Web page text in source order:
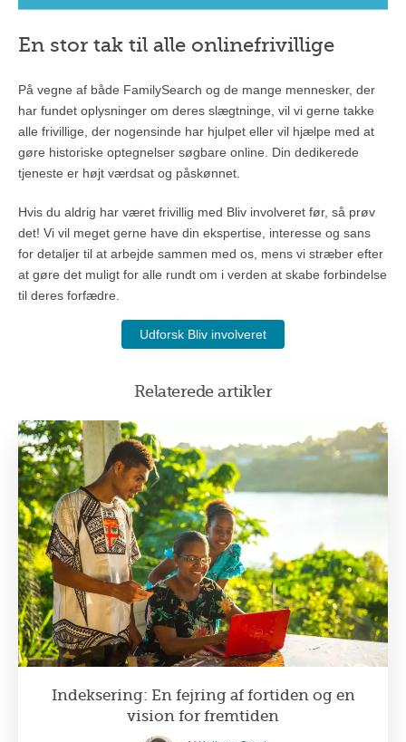
En stor tak til alle onlinefrivillige
På vegne af både FamilySearch og de mange mennesker, der
har fundet oplysninger om deres slægtninge, vil vi gerne takke
alle frivillige, der nogensinde har hjulpet eller vil hjælpe med at
gøre historiske optegnelser søgbare online. Din dedikerede
tjeneste er højt værdsat og påskønnet.
Hvis du aldrig har været frivillig med Bliv involveret før, så prøv
det! Vi vil meget gerne have din ekspertise, interesse og sans
for detaljer til at arbejde sammen med os, mens vi stræber efter
at gøre det muligt for alle rundt om i verden at skabe forbindelse
til deres forfædre.
Udforsk Bliv involveret
Relaterede artikler
Indeksering: En fejring af fortiden og en
vision for fremtiden